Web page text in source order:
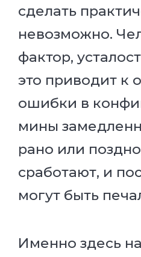
сделать
невозможно.
фактор,
это приводит к
ошибки в
мины
рано или
сработают, и
могут быть
Именно здесь